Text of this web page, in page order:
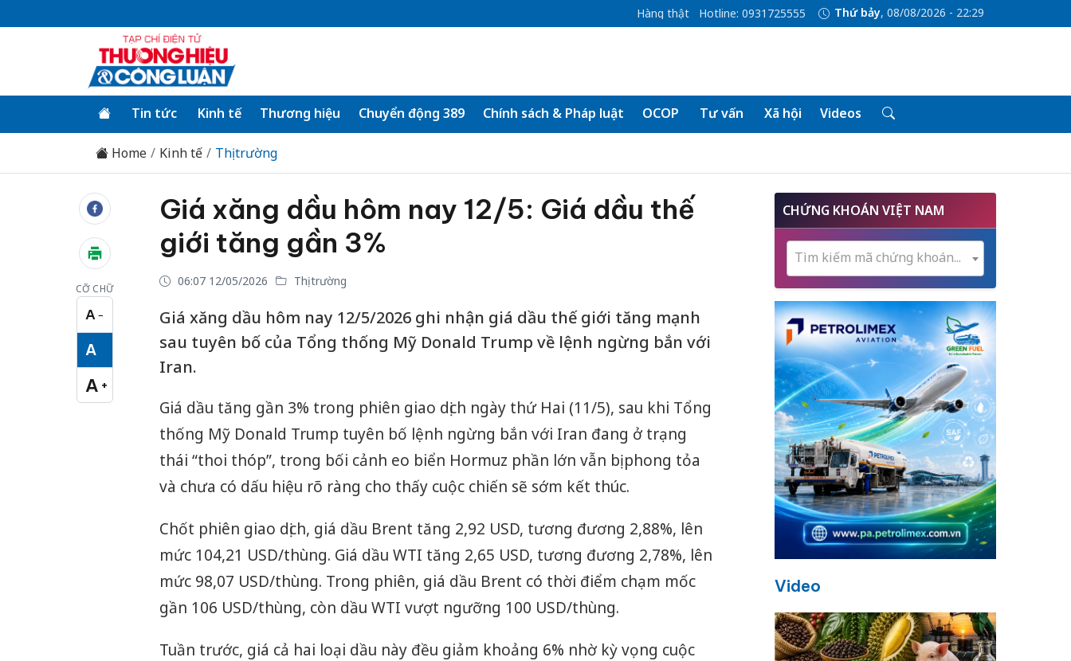
Hàng thật Hotline: 0931725555 Thứ bảy, 08/08/2026 - 22:29
Tin tức Kinh tế Thương hiệu Chuyển động 389 Chính sách & Pháp luật OCOP Tư vấn Xã hội Videos
Home Kinh tế Thị trường
CỠ CHỮ
A −
Cỡ chữ nhỏ
A
Cỡ chữ vừa
A +
Cỡ chữ lớn
Giá xăng dầu hôm nay 12/5: Giá dầu thế
giới tăng gần 3%
06:07 12/05/2026 Thị trường
Giá xăng dầu hôm nay 12/5/2026 ghi nhận giá dầu thế giới tăng mạnh
sau tuyên bố của Tổng thống Mỹ Donald Trump về lệnh ngừng bắn với
Iran.
Giá dầu tăng gần 3% trong phiên giao dịch ngày thứ Hai (11/5), sau khi Tổng
thống Mỹ Donald Trump tuyên bố lệnh ngừng bắn với Iran đang ở trạng
thái “thoi thóp”, trong bối cảnh eo biển Hormuz phần lớn vẫn bị phong tỏa
và chưa có dấu hiệu rõ ràng cho thấy cuộc chiến sẽ sớm kết thúc.
Chốt phiên giao dịch, giá dầu Brent tăng 2,92 USD, tương đương 2,88%, lên
mức 104,21 USD/thùng. Giá dầu WTI tăng 2,65 USD, tương đương 2,78%, lên
mức 98,07 USD/thùng. Trong phiên, giá dầu Brent có thời điểm chạm mốc
gần 106 USD/thùng, còn dầu WTI vượt ngưỡng 100 USD/thùng.
Tuần trước, giá cả hai loại dầu này đều giảm khoảng 6% nhờ kỳ vọng cuộc
CHỨNG KHOÁN VIỆT NAM
Tìm kiếm mã chứng khoán...
Video